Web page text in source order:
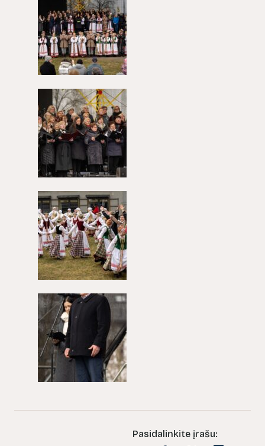
Pasidalinkite įrašu: